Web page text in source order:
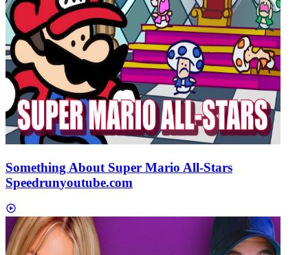
Something About Super Mario All-Stars
Speedrunyoutube.com